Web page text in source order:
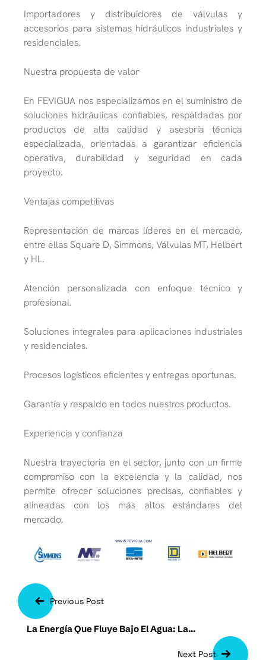
Importadores y distribuidores de válvulas y
accesorios para sistemas hidráulicos industriales y
residenciales.
Nuestra propuesta de valor
En FEVIGUA nos especializamos en el suministro de
soluciones hidráulicas confiables, respaldadas por
productos de alta calidad y asesoría técnica
especializada, orientadas a garantizar eficiencia
operativa, durabilidad y seguridad en cada
proyecto.
Ventajas competitivas
Representación de marcas líderes en el mercado,
entre ellas Square D, Simmons, Válvulas MT, Helbert
y HL.
Atención personalizada con enfoque técnico y
profesional.
Soluciones integrales para aplicaciones industriales
y residenciales.
Procesos logísticos eficientes y entregas oportunas.
Garantía y respaldo en todos nuestros productos.
Experiencia y confianza
Nuestra trayectoria en el sector, junto con un firme
compromiso con la excelencia y la calidad, nos
permite ofrecer soluciones precisas, confiables y
alineadas con los más altos estándares del
mercado.
Previous Post
La Energía Que Fluye Bajo El Agua: La
Next Post